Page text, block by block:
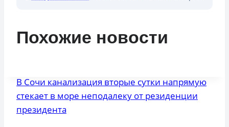
Похожие новости
В Сочи канализация вторые сутки напрямую
стекает в море неподалеку от резиденции
президента